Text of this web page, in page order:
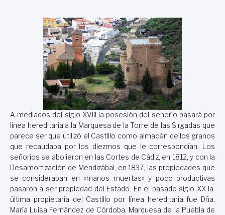
A mediados del siglo XVIII la posesión del señorío pasará por
línea hereditaria a la Marquesa de la Torre de las Sirgadas que
parece ser que utilizó el Castillo como almacén de los granos
que recaudaba por los diezmos que le correspondían. Los
señoríos se abolieron en las Cortes de Cádiz, en 1812, y con la
Desamortización de Mendizábal, en 1837, las propiedades que
se consideraban en «manos muertas» y poco productivas
pasaron a ser propiedad del Estado. En el pasado siglo XX la
última propietaria del Castillo por línea hereditaria fue Dña.
María Luisa Fernández de Córdoba, Marquesa de la Puebla de